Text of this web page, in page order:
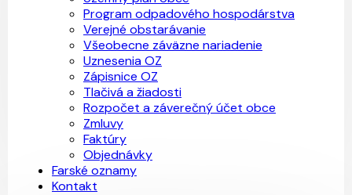
Program odpadového hospodárstva
Verejné obstarávanie
Všeobecne záväzne nariadenie
Uznesenia OZ
Zápisnice OZ
Tlačivá a žiadosti
Rozpočet a záverečný účet obce
Zmluvy
Faktúry
Objednávky
Farské oznamy
Kontakt